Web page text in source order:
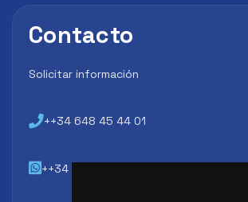
Contacto
Solicitar información
++34 648 45 44 01
++34 648 45 44 01